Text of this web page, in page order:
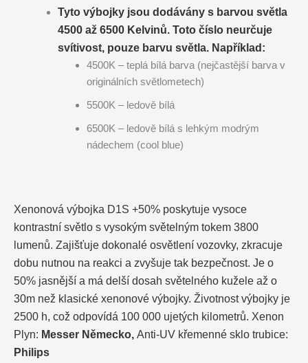
Tyto výbojky jsou dodávány s barvou světla
4500 až 6500 Kelvinů. Toto číslo neurčuje
svítivost, pouze barvu světla. Například:
4500K – teplá bílá barva (nejčastější barva v
originálních světlometech)
5500K – ledově bílá
6500K – ledově bílá s lehkým modrým
nádechem (cool blue)
Xenonová výbojka D1S +50% poskytuje vysoce
kontrastní světlo s vysokým světelným tokem 3800
lumenů. Zajišťuje dokonalé osvětlení vozovky, zkracuje
dobu nutnou na reakci a zvyšuje tak bezpečnost. Je o
50% jasnější a má delší dosah světelného kužele až o
30m než klasické xenonové výbojky. Životnost výbojky je
2500 h, což odpovídá 100 000 ujetých kilometrů. Xenon
Plyn: Messer Německo, Anti-UV křemenné sklo trubice:
Philips